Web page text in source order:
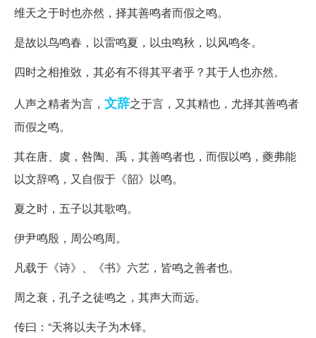
维天之于时也亦然，择其善鸣者而假之鸣。
是故以鸟鸣春，以雷鸣夏，以虫鸣秋，以风鸣冬。
四时之相推敚，其必有不得其平者乎？其于人也亦然。
人声之精者为言， 文辞之于言，又其精也，尤择其善鸣者
而假之鸣。
其在唐、虞，咎陶、禹，其善鸣者也，而假以鸣，夔弗能
以文辞鸣，又自假于《韶》以鸣。
夏之时，五子以其歌鸣。
伊尹鸣殷，周公鸣周。
凡载于《诗》、《书》六艺，皆鸣之善者也。
周之衰，孔子之徒鸣之，其声大而远。
传曰：“天将以夫子为木铎。